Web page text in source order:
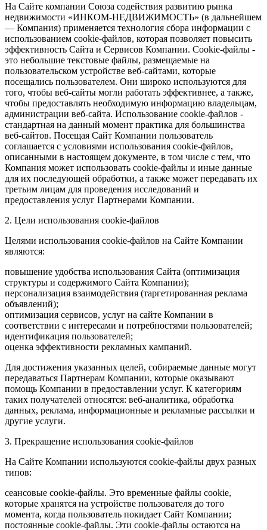
На Сайте компании Союза содействия развитию рынка
недвижимости «ИНКОМ-НЕДВИЖИМОСТЬ» (в дальнейшем
— Компания) применяется технология сбора информации с
использованием cookie-файлов, которая позволяет повысить
эффективность Сайта и Сервисов Компании. Сookie-файлы -
это небольшие текстовые файлы, размещаемые на
пользовательском устройстве веб-сайтами, которые
посещались пользователем. Они широко используются для
того, чтобы веб-сайты могли работать эффективнее, а также,
чтобы предоставлять необходимую информацию владельцам,
администрации веб-сайта. Использование cookie-файлов -
стандартная на данный момент практика для большинства
веб-сайтов. Посещая Сайт Компании пользователь
соглашается с условиями использования cookie-файлов,
описанными в настоящем документе, в том числе с тем, что
Компания может использовать cookie-файлы и иные данные
для их последующей обработки, а также может передавать их
третьим лицам для проведения исследований и
предоставления услуг Партнерами Компании.
2. Цели использования cookie-файлов
Целями использования cookie-файлов на Сайте Компании
являются:
повышение удобства использования Сайта (оптимизация
структуры и содержимого Сайта Компании);
персонализация взаимодействия (таргетированная реклама
объявлений);
оптимизация сервисов, услуг на сайте Компании в
соответствии с интересами и потребностями пользователей;
идентификация пользователей;
оценка эффективности рекламных кампаний.
Для достижения указанных целей, собираемые данные могут
передаваться Партнерам Компании, которые оказывают
помощь Компании в предоставлении услуг. К категориям
таких получателей относятся: веб-аналитика, обработка
данных, реклама, информационные и рекламные рассылки и
другие услуги.
3. Прекращение использования cookie-файлов
На Сайте Компании используются cookie-файлы двух разных
типов:
сеансовые cookie-файлы. Это временные файлы cookie,
которые хранятся на устройстве пользователя до того
момента, когда пользователь покидает Сайт Компании;
постоянные cookie-файлы. Эти cookie-файлы остаются на